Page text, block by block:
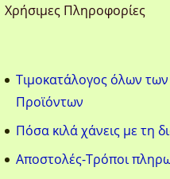
Χρήσιμες Πληροφορίες
Τιμοκατάλογος όλων των
Προϊόντων
Πόσα κιλά χάνεις με τη
Aποστολές-Τρόποι